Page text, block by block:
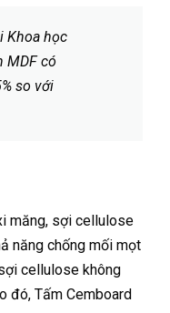
Khoa học
MDF có
so với
măng, sợi cellulose
năng chống mối mọt
cellulose không
đó, Tấm Cemboard